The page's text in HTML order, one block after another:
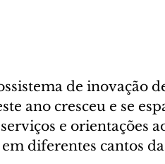
de inovação
ano cresceu e se
e orientações
diferentes cantos